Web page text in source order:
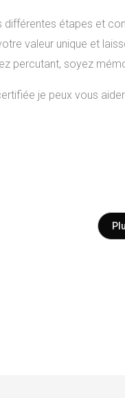
étapes et
valeur unique et
percutant, soyez
je peux vous aider